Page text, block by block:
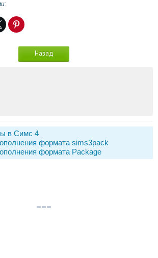
Назад
в Симс 4
формата sims3pack
формата Package